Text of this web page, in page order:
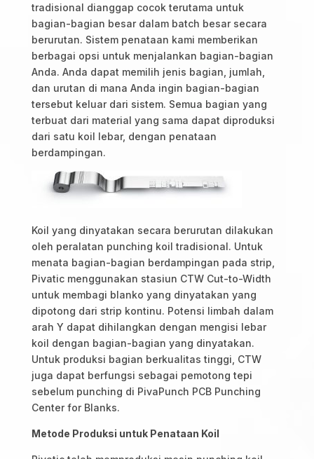
tradisional dianggap cocok terutama untuk
bagian-bagian besar dalam batch besar secara
berurutan. Sistem penataan kami memberikan
berbagai opsi untuk menjalankan bagian-bagian
Anda. Anda dapat memilih jenis bagian, jumlah,
dan urutan di mana Anda ingin bagian-bagian
tersebut keluar dari sistem. Semua bagian yang
terbuat dari material yang sama dapat diproduksi
dari satu koil lebar, dengan penataan
berdampingan.
Koil yang dinyatakan secara berurutan dilakukan
oleh peralatan punching koil tradisional. Untuk
menata bagian-bagian berdampingan pada strip,
Pivatic menggunakan stasiun CTW Cut-to-Width
untuk membagi blanko yang dinyatakan yang
dipotong dari strip kontinu. Potensi limbah dalam
arah Y dapat dihilangkan dengan mengisi lebar
koil dengan bagian-bagian yang dinyatakan.
Untuk produksi bagian berkualitas tinggi, CTW
juga dapat berfungsi sebagai pemotong tepi
sebelum punching di PivaPunch PCB Punching
Center for Blanks.
Metode Produksi untuk Penataan Koil